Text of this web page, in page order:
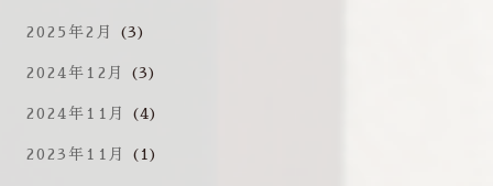
2025年2月 (3)
2024年12月 (3)
2024年11月 (4)
2023年11月 (1)